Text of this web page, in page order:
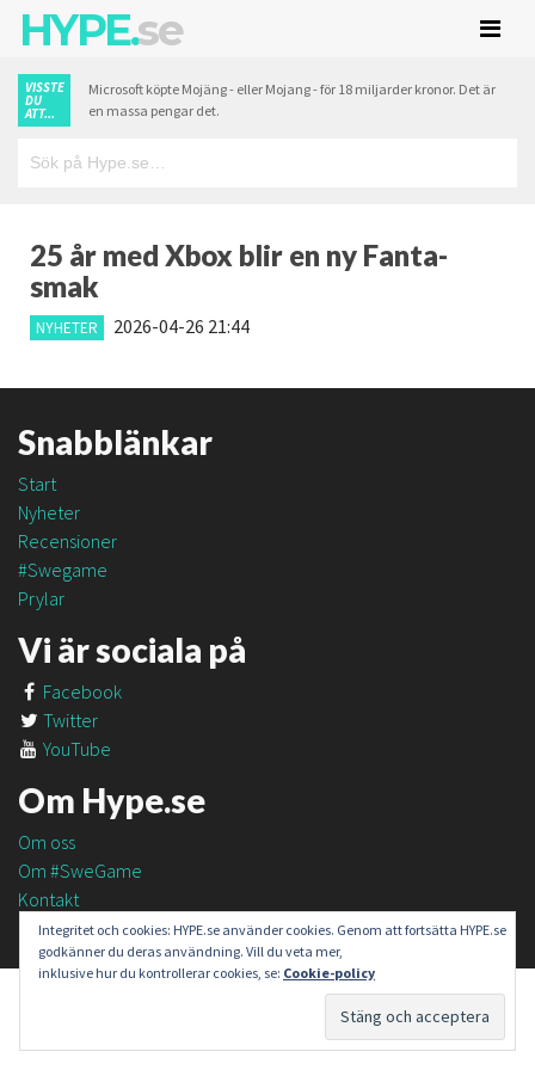
HYPE.se
VISSTE
DU
ATT...
Microsoft köpte Mojäng - eller Mojang - för 18 miljarder kronor. Det är
en massa pengar det.
25 år med Xbox blir en ny Fanta-
smak
NYHETER 2026-04-26 21:44
Snabblänkar
Start
Nyheter
Recensioner
#Swegame
Prylar
Vi är sociala på
Facebook
Twitter
YouTube
Om Hype.se
Om oss
Om #SweGame
Kontakt
Integritet och cookies: HYPE.se använder cookies. Genom att fortsätta HYPE.se
godkänner du deras användning. Vill du veta mer,
inklusive hur du kontrollerar cookies, se: Cookie-policy